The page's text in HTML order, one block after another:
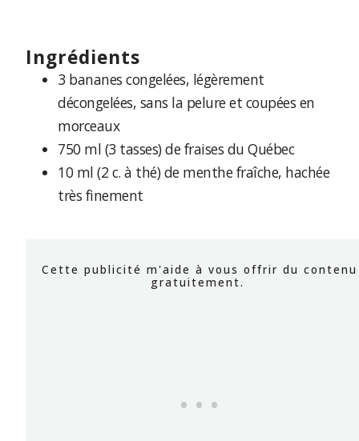
ingrédients
3 bananes congelées, légèrement
décongelées, sans la pelure et coupées en
morceaux
750 ml (3 tasses) de fraises du Québec
10 ml (2 c. à thé) de menthe fraîche, hachée
très finement